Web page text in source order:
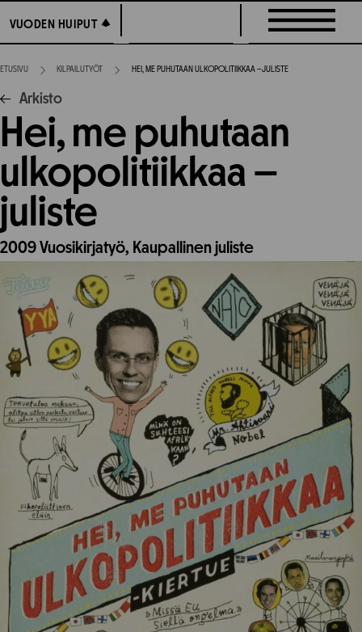
suoraan
sisältöön
VUODEN HUIPUT
VUODEN HUIPUT
ETUSIVU KILPAILUTYÖT HEI, ME PUHUTAAN ULKOPOLITIIKKAA –JULISTE
Arkisto
Hei, me puhutaan
ulkopolitiikkaa –
juliste
2009Vuosikirjatyö, Kaupallinen juliste